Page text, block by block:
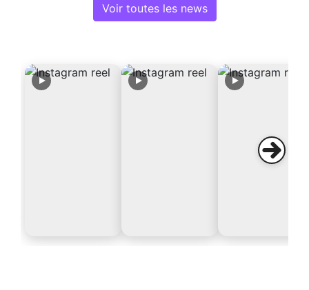
Voir toutes les news